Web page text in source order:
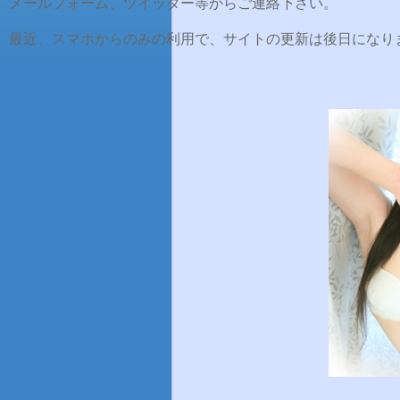
メールフォーム、ツイッター等からご連絡下さい。
最近、スマホからのみの利用で、サイトの更新は後日になり